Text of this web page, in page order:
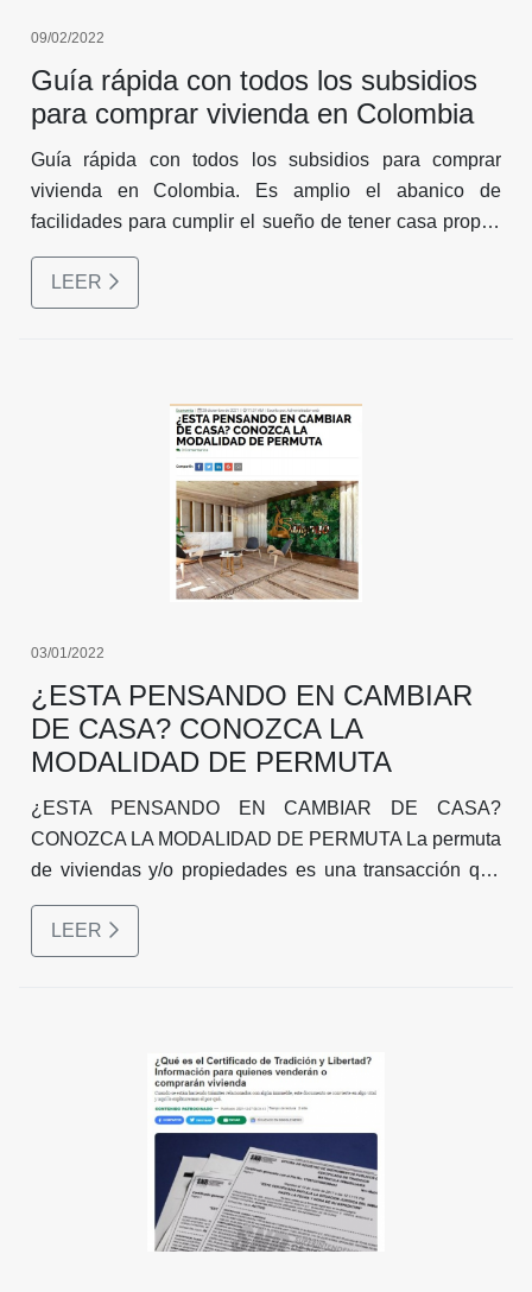
09/02/2022
Guía rápida con todos los subsidios
para comprar vivienda en Colombia
Guía rápida con todos los subsidios para comprar
vivienda en Colombia. Es amplio el abanico de
facilidades para cumplir el sueño de tener casa propia,
sin importar si es esta es o no de interés social. Aquí le
contamos cuáles son los subsidios, qué requisitos se
piden y cómo puede aplicar.
LEER
03/01/2022
¿ESTA PENSANDO EN CAMBIAR
DE CASA? CONOZCA LA
MODALIDAD DE PERMUTA
¿ESTA PENSANDO EN CAMBIAR DE CASA?
CONOZCA LA MODALIDAD DE PERMUTA La permuta
de viviendas y/o propiedades es una transacción que
debería tener en cuenta si está pensando en cambiar
de casa sin tener que comprar ni vender. Una permuta
consiste en el intercambio de propiedades entre dos
LEER